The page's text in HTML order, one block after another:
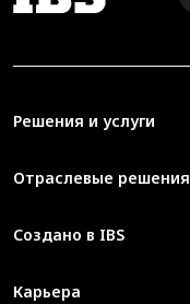
Решения и услуги
Отраслевые решения
Создано в IBS
Карьера